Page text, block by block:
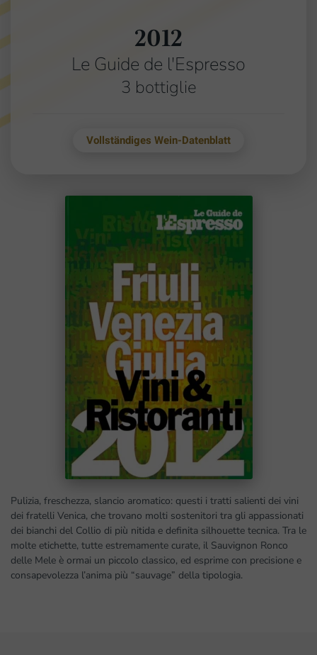
2012
Le Guide de l'Espresso
3 bottiglie
Vollständiges Wein-Datenblatt
Pulizia, freschezza, slancio aromatico: questi i tratti salienti dei vini
dei fratelli Venica, che trovano molti sostenitori tra gli appassionati
dei bianchi del Collio di più nitida e definita silhouette tecnica. Tra le
molte etichette, tutte estremamente curate, il Sauvignon Ronco
delle Mele è ormai un piccolo classico, ed esprime con precisione e
consapevolezza l’anima più “sauvage” della tipologia.